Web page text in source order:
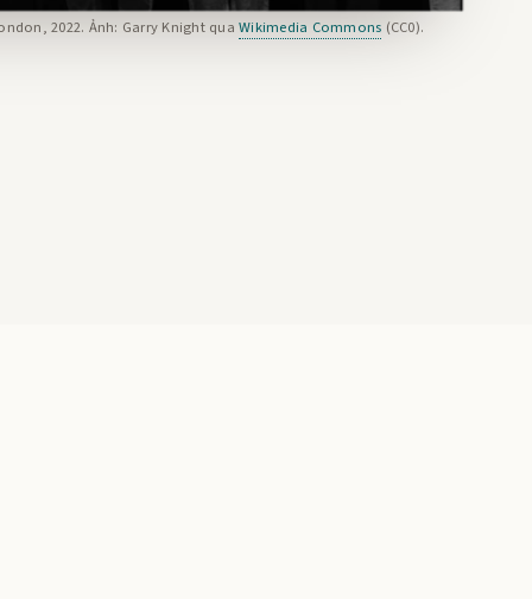
2022. Ảnh: Garry Knight quaWikimedia Commons (CC0).